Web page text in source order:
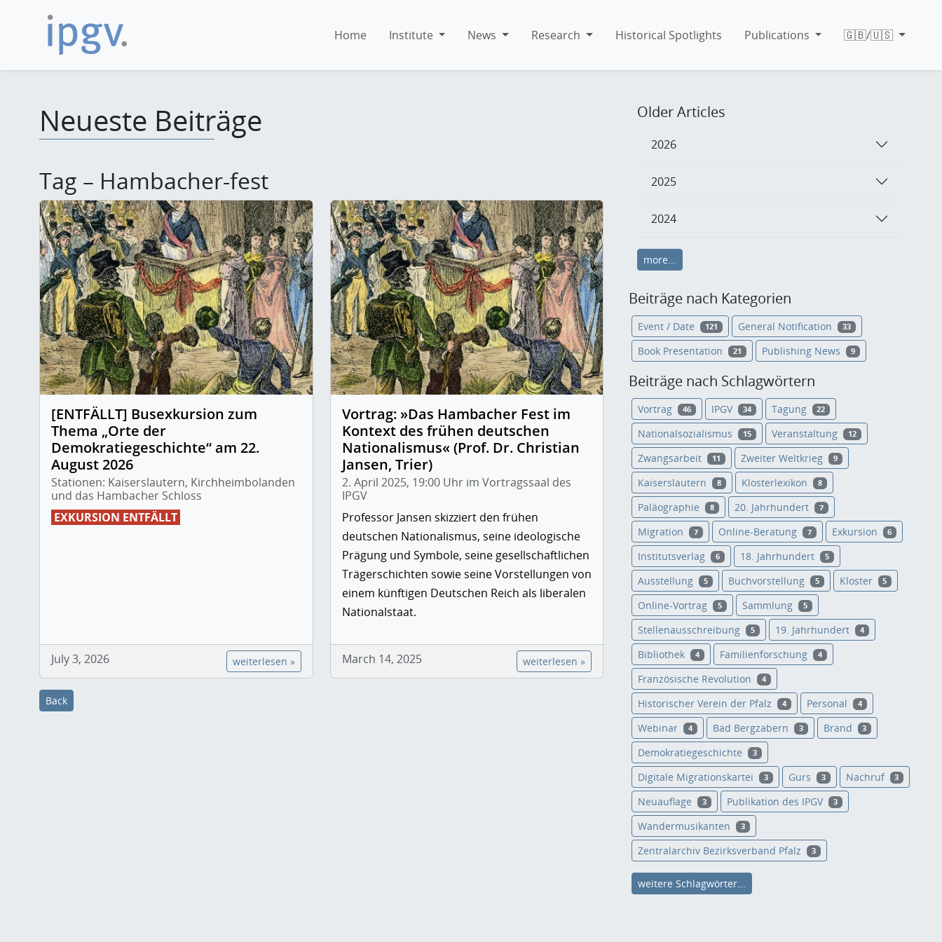
Home Institute News Research Historical Spotlights Publications 🇬🇧/🇺🇸
Neueste Beiträge
Tag – Hambacher-fest
[ENTFÄLLT] Busexkursion zum
Thema „Orte der
Demokratiegeschichte“ am 22.
August 2026
Stationen: Kaiserslautern, Kirchheimbolanden
und das Hambacher Schloss
EXKURSION ENTFÄLLT
July 3, 2026 weiterlesen »
Vortrag: »Das Hambacher Fest im
Kontext des frühen deutschen
Nationalismus« (Prof. Dr. Christian
Jansen, Trier)
2. April 2025, 19:00 Uhr im Vortragssaal des
IPGV
Professor Jansen skizziert den frühen
deutschen Nationalismus, seine ideologische
Prägung und Symbole, seine gesellschaftlichen
Trägerschichten sowie seine Vorstellungen von
einem künftigen Deutschen Reich als liberalen
Nationalstaat.
March 14, 2025 weiterlesen »
Back
Older Articles
2026
2025
2024
more...
Beiträge nach Kategorien
Event / Date 121 General Notification 33
Book Presentation 21 Publishing News 9
Beiträge nach Schlagwörtern
Vortrag 46 IPGV 34 Tagung 22
Nationalsozialismus 15 Veranstaltung 12
Zwangsarbeit 11 Zweiter Weltkrieg 9
Kaiserslautern 8 Klosterlexikon 8
Paläographie 8 20. Jahrhundert 7
Migration 7 Online-Beratung 7 Exkursion 6
Institutsverlag 6 18. Jahrhundert 5
Ausstellung 5 Buchvorstellung 5 Kloster 5
Online-Vortrag 5 Sammlung 5
Stellenausschreibung 5 19. Jahrhundert 4
Bibliothek 4 Familienforschung 4
Französische Revolution 4
Historischer Verein der Pfalz 4 Personal 4
Webinar 4 Bad Bergzabern 3 Brand 3
Demokratiegeschichte 3
Digitale Migrationskartei 3 Gurs 3 Nachruf 3
Neuauflage 3 Publikation des IPGV 3
Wandermusikanten 3
Zentralarchiv Bezirksverband Pfalz 3
weitere Schlagwörter...